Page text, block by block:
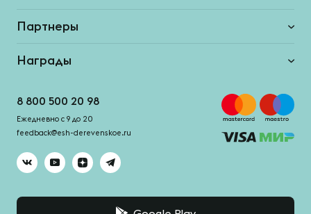
Партнеры
Награды
8 800 500 20 98
Ежедневно с 9 до 20
feedback@esh-derevenskoe.ru